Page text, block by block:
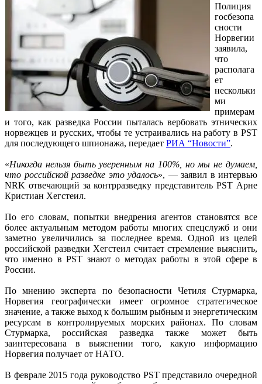
Полиция
госбезопа
сности
Норвегии
заявила,
что
располага
ет
нескольки
ми
примерам
и того, как разведка России пыталась вербовать этнических
норвежцев и русских, чтобы те устраивались на работу в PST
для последующего шпионажа, передает РИА “Новости”.
«Никогда нельзя быть уверенным на 100%, но мы не думаем,
что российской разведке это удалось», — заявил в интервью
NRK отвечающий за контрразведку представитель PST Арне
Кристиан Хегстеил.
По его словам, попытки внедрения агентов становятся все
более актуальным методом работы многих спецслужб и они
заметно увеличились за последнее время. Одной из целей
российской разведки Хегстеил считает стремление выяснить,
что именно в PST знают о методах работы в этой сфере в
России.
По мнению эксперта по безопасности Четиля Стурмарка,
Норвегия географически имеет огромное стратегическое
значение, а также выход к большим рыбным и энергетическим
ресурсам в контролируемых морских районах. По словам
Стурмарка, российская разведка также может быть
заинтересована в выяснении того, какую информацию
Нoрвегия получает от НАТО.
В феврале 2015 года руководство PST представило очередной